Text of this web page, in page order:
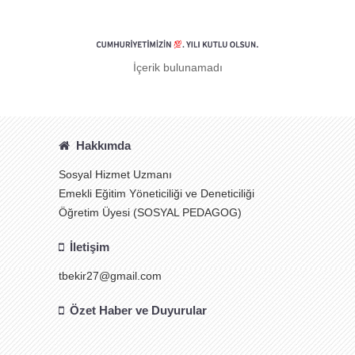
İçerik bulunamadı
Hakkımda
Sosyal Hizmet Uzmanı
Emekli Eğitim Yöneticiliği ve Deneticiliği
Öğretim Üyesi (SOSYAL PEDAGOG)
İletişim
tbekir27@gmail.com
Özet Haber ve Duyurular